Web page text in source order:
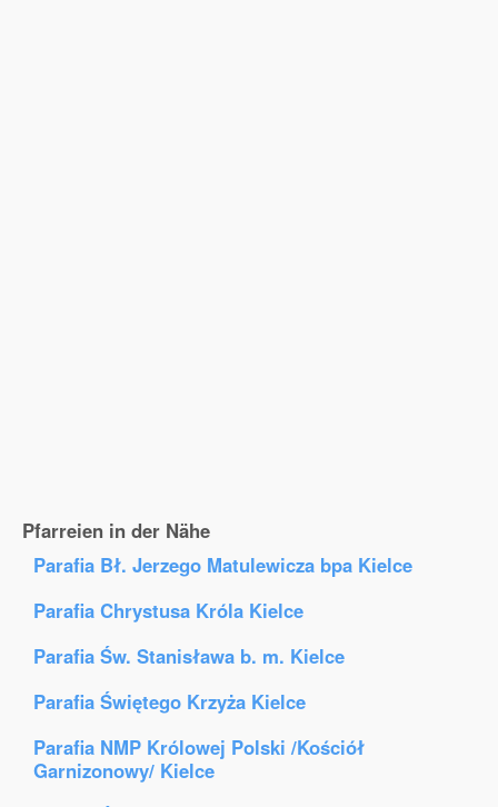
Pfarreien in der Nähe
Parafia Bł. Jerzego Matulewicza bpa Kielce
Parafia Chrystusa Króla Kielce
Parafia Św. Stanisława b. m. Kielce
Parafia Świętego Krzyża Kielce
Parafia NMP Królowej Polski /Kościół
Garnizonowy/ Kielce